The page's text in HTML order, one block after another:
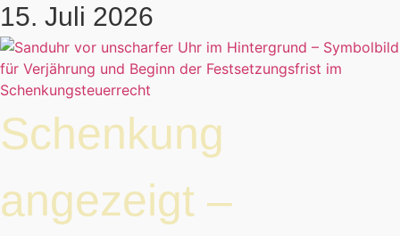
15. Juli 2026
Schenkung
angezeigt –